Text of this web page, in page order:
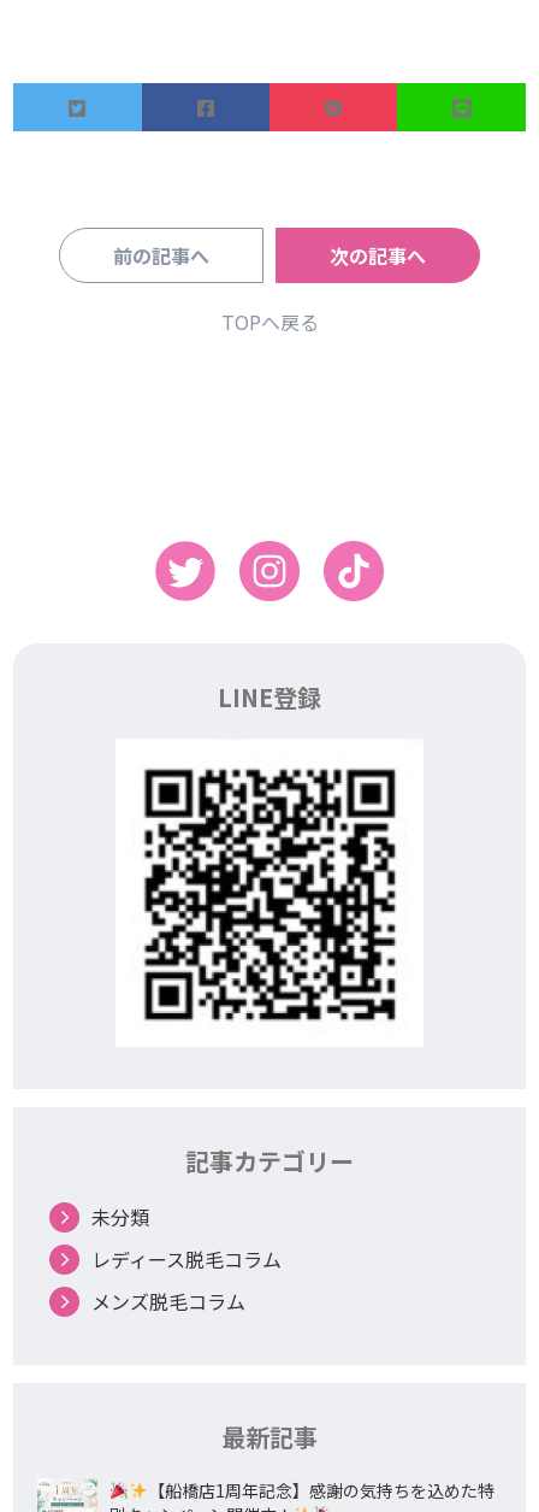
前の記事へ 次の記事へ
TOPへ戻る
LINE登録
記事カテゴリー
未分類
レディース脱毛コラム
メンズ脱毛コラム
最新記事
【船橋店1周年記念】感謝の気持ちを込めた特